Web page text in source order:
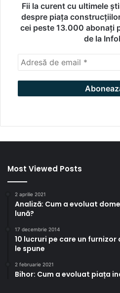
Fii la curent cu ultimele
despre piața
cei peste 13.000 abonați
de la
Most Viewed Posts
2 aprilie 2021
Analiză: Cum a evoluat
lună?
17 decembrie 2014
10 lucruri pe care un
le spune
2 februarie 2021
Bihor: Cum a evoluat piața